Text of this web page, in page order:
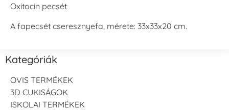
Oxitocin pecsét
A fapecsét cseresznyefa, mérete: 33x33x20 cm.
Kategóriák
OVIS TERMÉKEK
3D CUKISÁGOK
ISKOLAI TERMÉKEK